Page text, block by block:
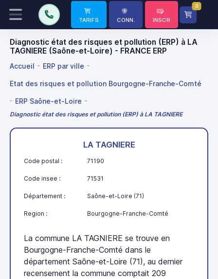
TARIFS CONN. INSCR
0
Diagnostic état des risques et pollution (ERP) à LA
TAGNIERE (Saône-et-Loire) - FRANCE ERP
Accueil ERP par ville
Etat des risques et pollution Bourgogne-Franche-Comté
ERP Saône-et-Loire
Diagnostic état des risques et pollution (ERP) à LA TAGNIERE
LA TAGNIERE
Code postal : 71190
Code insee : 71531
Département : Saône-et-Loire (71)
Region : Bourgogne-Franche-Comté
La commune LA TAGNIERE se trouve en
Bourgogne-Franche-Comté dans le
département Saône-et-Loire (71), au dernier
recensement la commune comptait 209